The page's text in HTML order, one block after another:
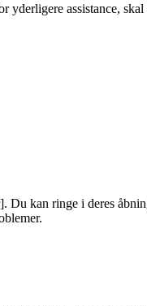
assistance,
kan ringe i deres